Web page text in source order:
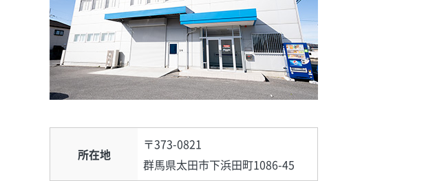
所在地
〒373-0821
群馬県太田市下浜田町1086-45